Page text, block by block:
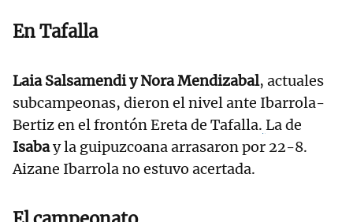
En Tafalla
Laia Salsamendi y Nora Mendizabal, actuales
subcampeonas, dieron el nivel ante Ibarrola-
Bertiz en el frontón Ereta de Tafalla. La de
Isabay la guipuzcoana arrasaron por 22-8.
Aizane Ibarrola no estuvo acertada.